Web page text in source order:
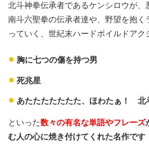
北斗神拳伝承者であるケンシロウが、
南斗六聖拳の伝承者達や、野望を抱く
っていく、世紀末ハードボイルドアク
胸に七つの傷を持つ男
死兆星
あたたたたたたた、ほわたぁ！ 北
といった数々の有名な単語やフレーズ
む人の心に焼き付けてくれた名作です